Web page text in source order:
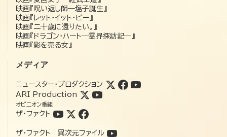
映画『呪い返し師—塩子誕生』
映画『レット・イット・ビー』
映画『二十歳に還りたい。』
映画『ドラゴン・ハート―霊界探訪記―』
映画『影を売る女』
メディア
ニュースター・プロダクション
ARI Production
オピニオン番組
ザ・ファクト
ザ・ファクト 異次元ファイル